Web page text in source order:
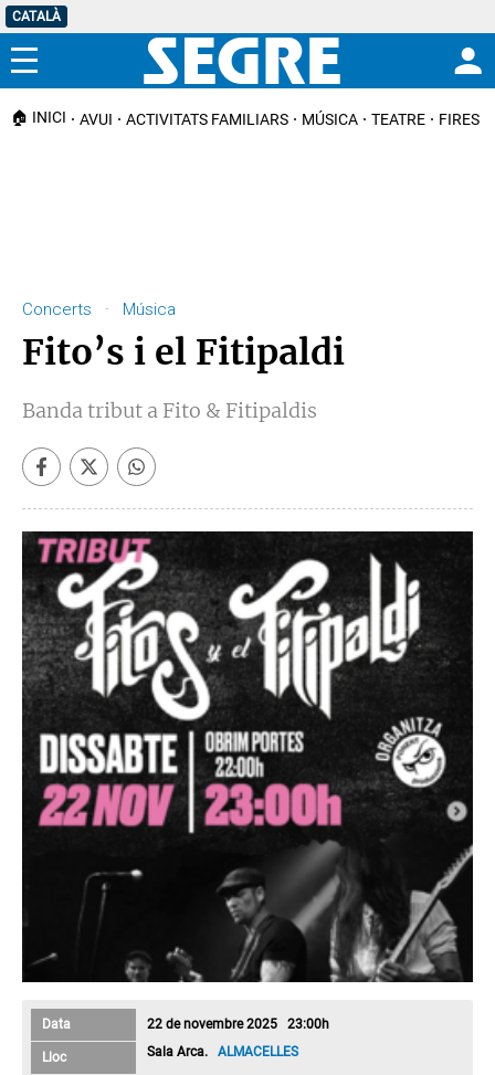
CATALÀ
Menú
🏠 INICI AVUI ACTIVITATS FAMILIARS MÚSICA TEATRE FIRES I
Concerts · Música
Fito’s i el Fitipaldi
Banda tribut a Fito & Fitipaldis
Data 22 de novembre 2025 23:00h
Lloc Sala Arca.ALMACELLES